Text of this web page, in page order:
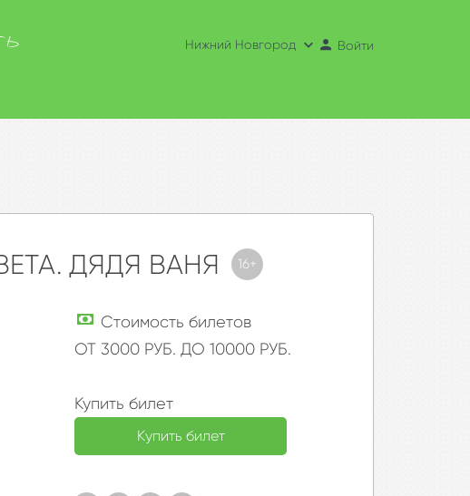
Войти
Нижний Новгород
ДЯДЯ ВАНЯ 16+
Стоимость билетов
ОТ 3000 РУБ. ДО 10000 РУБ.
Купить билет
Купить билет